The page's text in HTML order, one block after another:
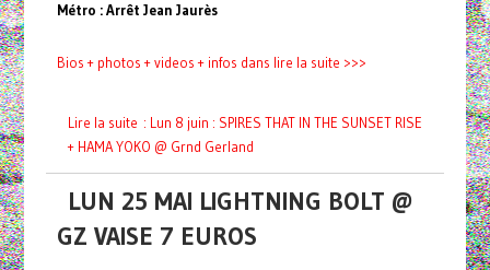
Métro : Arrêt Jean Jaurès
Bios + photos + videos + infos dans lire la suite >>>
Lire la suite : Lun 8 juin : SPIRES THAT IN THE SUNSET RISE
+ HAMA YOKO @ Grnd Gerland
LUN 25 MAI LIGHTNING BOLT @
GZ VAISE 7 EUROS